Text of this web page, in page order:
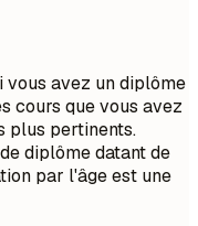
avez un diplôme
cours que vous avez
plus pertinents.
diplôme datant de
par l'âge est une